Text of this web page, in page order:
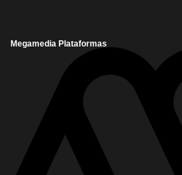
Megamedia Plataformas